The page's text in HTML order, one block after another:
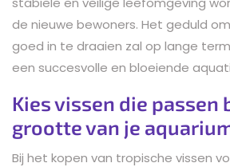
de nieuwe bewoners. Het geduld
goed in te draaien zal op lange
een succesvolle en bloeiende
Kies vissen die passen
grootte van je
Bij het kopen van tropische vissen